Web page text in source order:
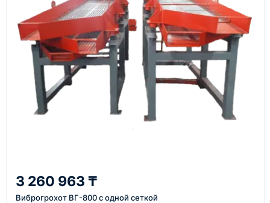
Также вы можете заказать оборудование и
инструменты по номеру телефона в шапке сайта
или через онлайн-форму запроса обратного звонка.
Казахстан и СНГ
доставка оборудования в разные города и
регионы
средний срок доставки по большинству поставок
3 260 963 ₸
Виброгрохот ВГ-800 с одной сеткой